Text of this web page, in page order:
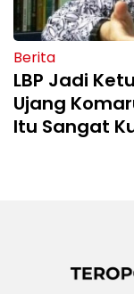
Berita
LBP Jadi
Ujang
Itu Sangat